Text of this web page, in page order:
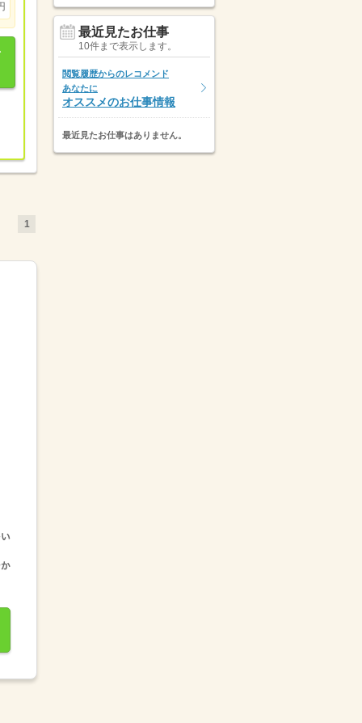
1
最近見たお仕事
10件まで表示します。
閲覧履歴からのレコメンド
あなたに
オススメのお仕事情報
最近見たお仕事はありません。